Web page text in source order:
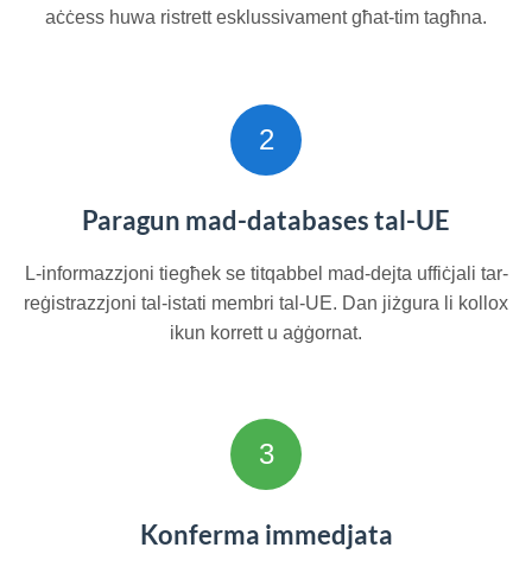
aċċess huwa ristrett esklussivament għat-tim tagħna.
2
Paragun mad-databases tal-UE
L-informazzjoni tiegħek se titqabbel mad-dejta uffiċjali tar-
reġistrazzjoni tal-istati membri tal-UE. Dan jiżgura li kollox
ikun korrett u aġġornat.
3
Konferma immedjata